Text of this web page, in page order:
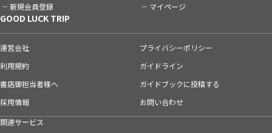
新規会員登録 マイページ
GOOD LUCK TRIP
運営会社
プライバシーポリシー
利用規約
ガイドライン
書店御担当者様へ
ガイドブックに投稿する
採用情報
お問い合わせ
関連サービス